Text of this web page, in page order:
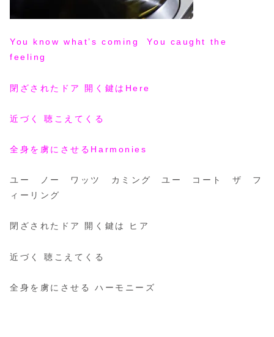
You know what’s coming You caught the
feeling
閉ざされたドア 開く鍵はHere
近づく 聴こえてくる
全身を虜にさせるHarmonies
ユー ノー ワッツ カミング ユー コート ザ フ
ィーリング
閉ざされたドア 開く鍵は ヒア
近づく 聴こえてくる
全身を虜にさせる ハーモニーズ